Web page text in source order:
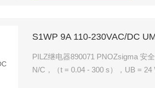
S1WP 9A 110-230VAC/DC
PILZ继电器890071 PNOZsigma 安
N/C，（t = 0.04 - 300 s），UB =